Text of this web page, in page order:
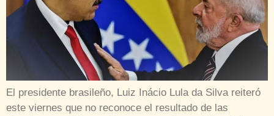
El presidente brasileño, Luiz Inácio Lula da Silva reiteró
este viernes que no reconoce el resultado de las